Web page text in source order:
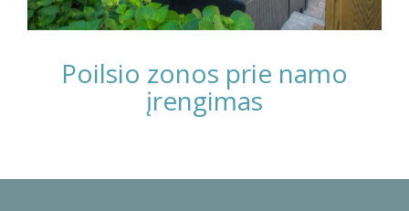
Poilsio zonos prie namo
įrengimas
Navigation